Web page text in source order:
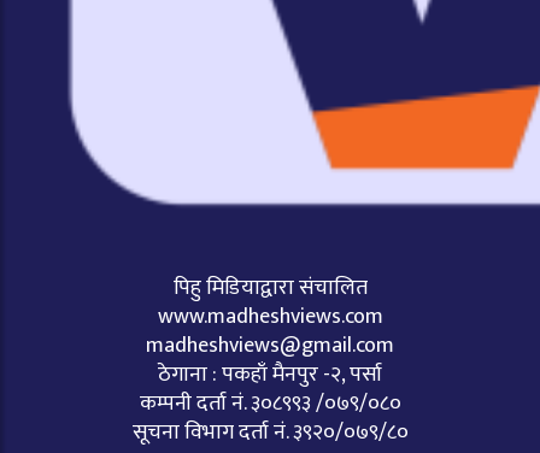
पिहु मिडियाद्वारा संचालित
www.madheshviews.com
madheshviews@gmail.com
ठेगाना : पकहाँ मैनपुर -२, पर्सा
कम्पनी दर्ता नं. ३०८९९३ /०७९/०८०
सूचना विभाग दर्ता नं. ३९२०/०७९/८०